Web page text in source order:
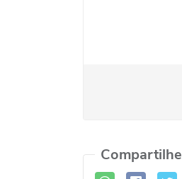
Compartilhe